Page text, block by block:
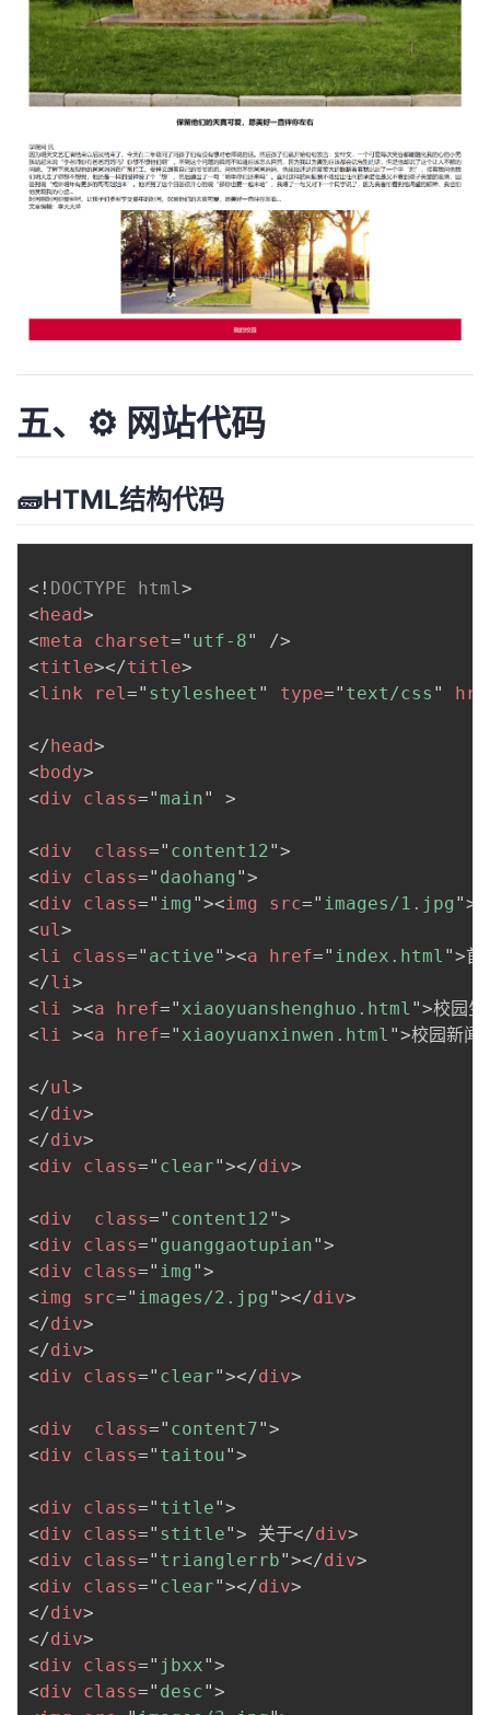
五、⚙️ 网站代码
🧱HTML结构代码
<! DOCTYPE html>
<head>
<meta charset=" utf-8"
/>
<title></title>
<link rel=" stylesheet " type=" text/css "
</head>
<body>
<div class=" main" >
<div class=" content12">
<div class=" daohang ">
<div class=" img "><img src=" images/1.jpg ">
<ul>
<li class=" active"><a href=" index.html ">首
</li>
<li ><a href=" xiaoyuanshenghuo.html ">校园生
<li ><a href=" xiaoyuanxinwen.html ">校园新闻
</ul>
</div>
</div>
<div class=" clear"></div>
<div class=" content12">
<div class=" guanggaotupian">
<div class=" img ">
<img src=" images/2.jpg "></div>
</div>
</div>
<div class=" clear"></div>
<div class=" content7">
<div class=" taitou">
<div class=" title">
<div class=" stitle"> 关于</div>
<div class=" trianglerrb"></div>
<div class=" clear"></div>
</div>
</div>
<div class=" jbxx">
<div class=" desc">